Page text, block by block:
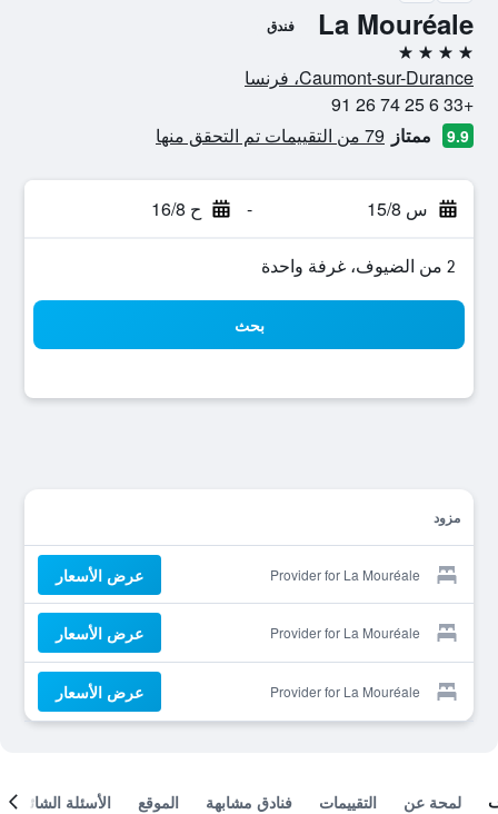
La Mouréale فندق
4 نجوم
Caumont-sur-Durance، فرنسا
+33 6 25 74 26 91
9.9 ممتاز 79 من التقييمات تم التحقق منها
س 15/8 - ح 16/8
2 من الضيوف، غرفة واحدة
بحث
مزود
Provider for La Mouréale عرض الأسعار
Provider for La Mouréale عرض الأسعار
Provider for La Mouréale عرض الأسعار
لمحة عن التقييمات فنادق مشابهة الموقع الأسئلة الشائعة